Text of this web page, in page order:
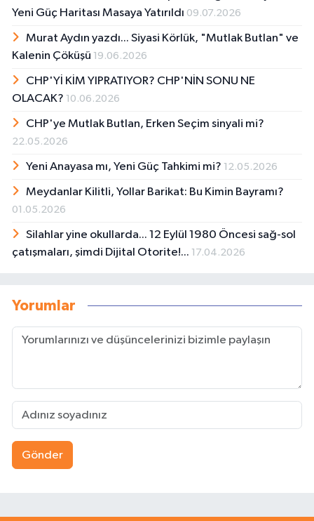
Yeni Güç Haritası Masaya Yatırıldı 09.07.2026
Murat Aydın yazdı... Siyasi Körlük, "Mutlak Butlan" ve
Kalenin Çöküşü 19.06.2026
CHP'Yİ KİM YIPRATIYOR? CHP'NİN SONU NE
OLACAK? 10.06.2026
CHP'ye Mutlak Butlan, Erken Seçim sinyali mi?
22.05.2026
Yeni Anayasa mı, Yeni Güç Tahkimi mi? 12.05.2026
Meydanlar Kilitli, Yollar Barikat: Bu Kimin Bayramı?
01.05.2026
Silahlar yine okullarda... 12 Eylül 1980 Öncesi sağ-sol
çatışmaları, şimdi Dijital Otorite!... 17.04.2026
Yorumlar
Gönder